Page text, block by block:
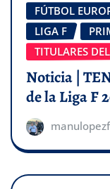
FÚTBOL
LIGA F
TITULARES
Noticia |
de la Liga F